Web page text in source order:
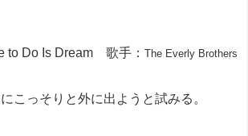
to Do Is Dream 歌手：The Everly Brothers
こっそりと外に出ようと試みる。